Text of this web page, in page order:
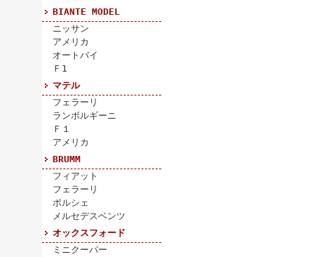
BIANTE MODEL
ニッサン
アメリカ
オートバイ
Ｆ1
マテル
フェラーリ
ランボルギーニ
Ｆ１
アメリカ
BRUMM
フィアット
フェラーリ
ポルシェ
メルセデスベンツ
オックスフォード
ミニクーパー